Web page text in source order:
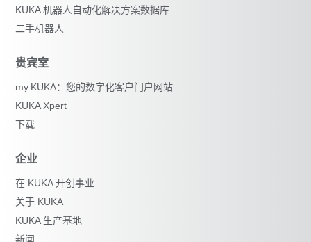
KUKA 机器人自动化解决方案数据库
二手机器人
贵宾室
my.KUKA：您的数字化客户门户网站
KUKA Xpert
下载
企业
在 KUKA 开创事业
关于 KUKA
KUKA 生产基地
新闻